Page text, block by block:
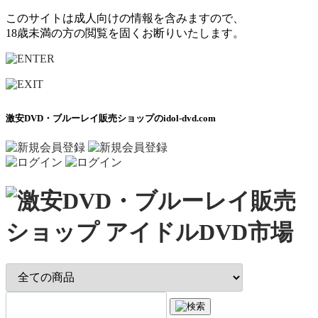
このサイトは成人向けの情報を含みますので、
18歳未満の方の閲覧を固くお断りいたします。
激安DVD・ブルーレイ販売ショップのidol-dvd.com